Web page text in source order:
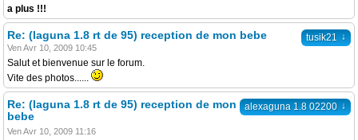
a plus !!!
tusik21 ↓
Re: (laguna 1.8 rt de 95) reception de mon bebe
Ven Avr 10, 2009 10:45
Salut et bienvenue sur le forum.
Vite des photos......
alexaguna 1.8 02200 ↓
Re: (laguna 1.8 rt de 95) reception de mon
bebe
Ven Avr 10, 2009 11:16